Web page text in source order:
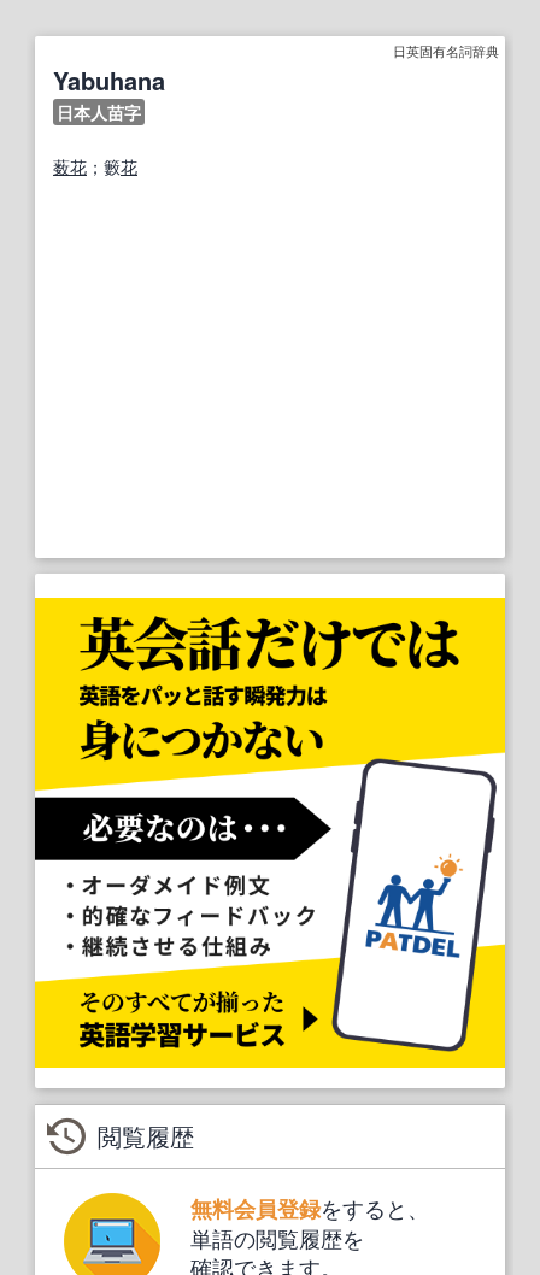
日英固有名詞辞典
Yabuhana
日本人苗字
薮花 ；籔花
閲覧履歴
無料会員登録をすると、
単語の閲覧履歴を
確認できます。